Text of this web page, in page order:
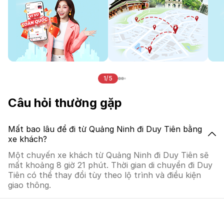
1/5
Câu hỏi thường gặp
Mất bao lâu để đi từ Quảng Ninh đi Duy Tiên bằng
xe khách?
Một chuyến xe khách từ Quảng Ninh đi Duy Tiên sẽ
mất khoảng 8 giờ 21 phút. Thời gian di chuyển đi Duy
Tiên có thể thay đổi tùy theo lộ trình và điều kiện
giao thông.